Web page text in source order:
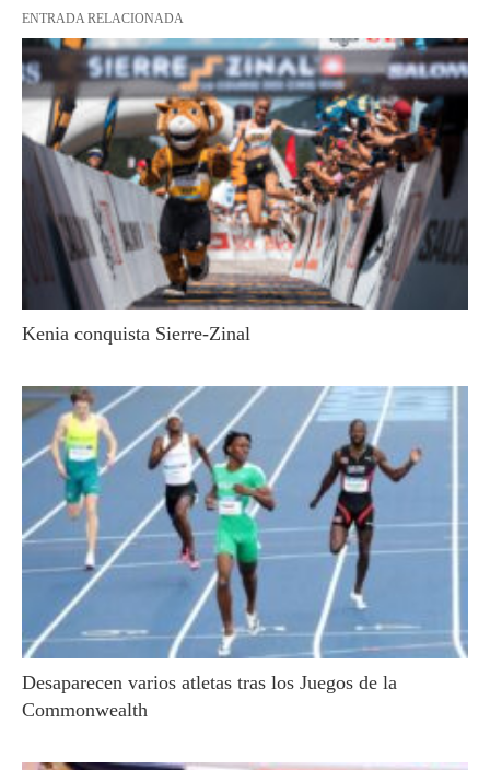
ENTRADA RELACIONADA
Kenia conquista Sierre-Zinal
Desaparecen varios atletas tras los Juegos de la
Commonwealth